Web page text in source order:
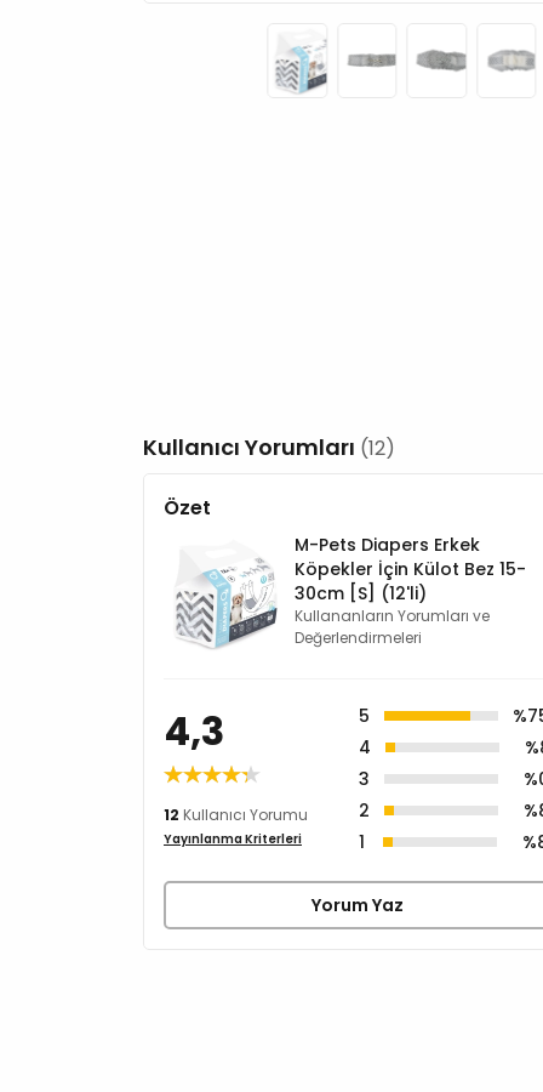
Kullanıcı Yorumları (12)
Özet
M-Pets Diapers Erkek
Köpekler İçin Külot Bez 15-
30cm [S] (12'li)
Kullananların Yorumları ve
Değerlendirmeleri
4,3
12 Kullanıcı Yorumu
Yayınlanma Kriterleri
5
4
3
2
1
Yorum Yaz